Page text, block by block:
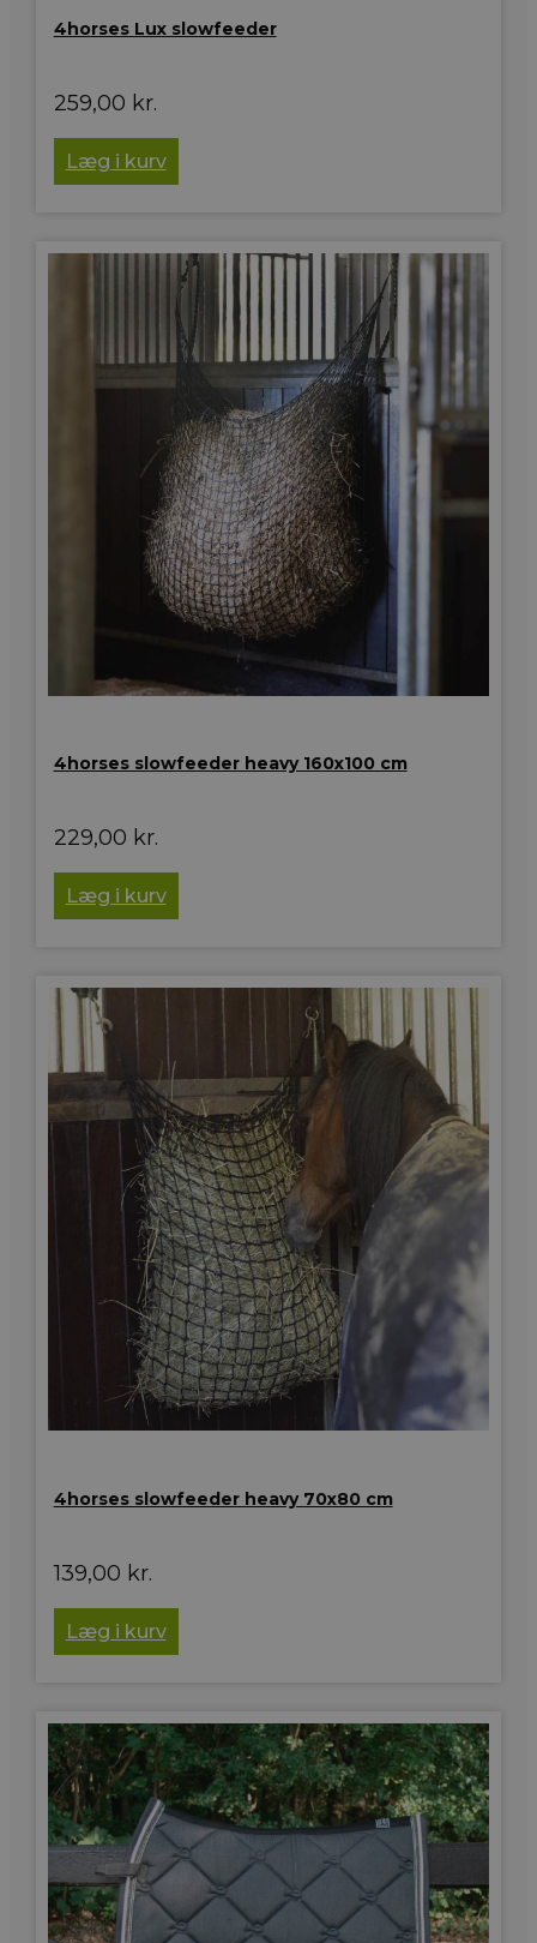
4horses Lux slowfeeder
259,00 kr.
Læg i kurv
4horses slowfeeder heavy 160x100 cm
229,00 kr.
Læg i kurv
4horses slowfeeder heavy 70x80 cm
139,00 kr.
Læg i kurv